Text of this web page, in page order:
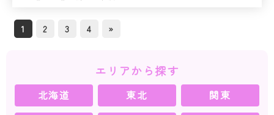
1 2 3 4 »
エリアから探す
北海道 東北
関東